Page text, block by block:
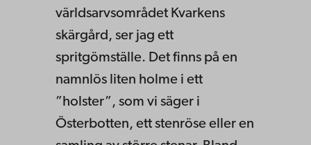
världsarvsområdet Kvarkens
skärgård, ser jag ett
spritgömställe. Det finns på en
namnlös liten holme i ett
”holster”, som vi säger i
Österbotten, ett stenröse eller en